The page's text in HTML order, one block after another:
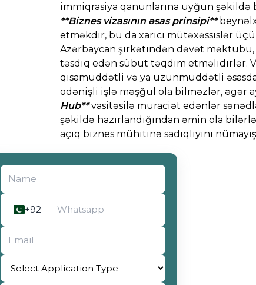
immiqrasiya qanunlarına uyğun
**Biznes vizasının əsas prinsipi**
etməkdir, bu da xarici mütəxəssislər
Azərbaycan şirkətindən dəvət
təsdiq edən sübut təqdim etməlidirlər.
qısamüddətli və ya uzunmüddətli
ödənişli işlə məşğul ola bilməzlər, əgər
Hub**vasitəsilə müraciət edənlər
şəkildə hazırlandığından əmin ola
açıq biznes mühitinə sadiqliyini
+92
Select Application Type